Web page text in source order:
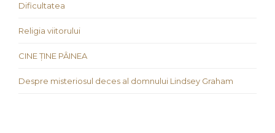
Dificultatea
Religia viitorului
CINE ȚINE PÂINEA
Despre misteriosul deces al domnului Lindsey Graham